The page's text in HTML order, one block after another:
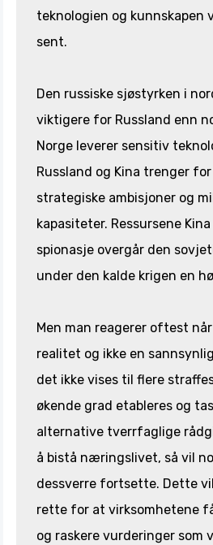
teknologien og kunnskapen
sent.
Den russiske sjøstyrken i
viktigere for Russland enn
Norge leverer sensitiv
Russland og Kina trenger
strategiske ambisjoner og
kapasiteter. Ressursene
spionasje overgår den
under den kalde krigen en
Men man reagerer oftest
realitet og ikke en
det ikke vises til flere
økende grad etableres og
alternative tverrfaglige
å bistå næringslivet, så vil
dessverre fortsette. Dette
rette for at virksomhetene
og raskere vurderinger som